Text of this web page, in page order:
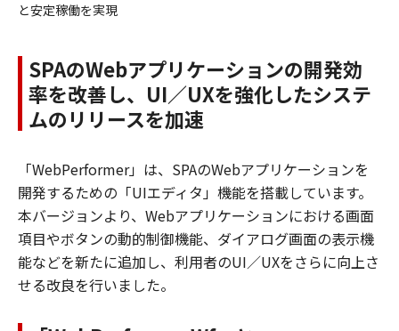
と安定稼働を実現
SPAのWebアプリケーションの開発効
率を改善し、UI／UXを強化したシステ
ムのリリースを加速
「WebPerformer」は、SPAのWebアプリケーションを
開発するための「UIエディタ」機能を搭載しています。
本バージョンより、Webアプリケーションにおける画面
項目やボタンの動的制御機能、ダイアログ画面の表示機
能などを新たに追加し、利用者のUI／UXをさらに向上さ
せる改良を行いました。